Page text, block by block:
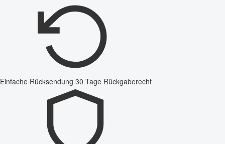
Einfache Rücksendung 30 Tage Rückgaberecht